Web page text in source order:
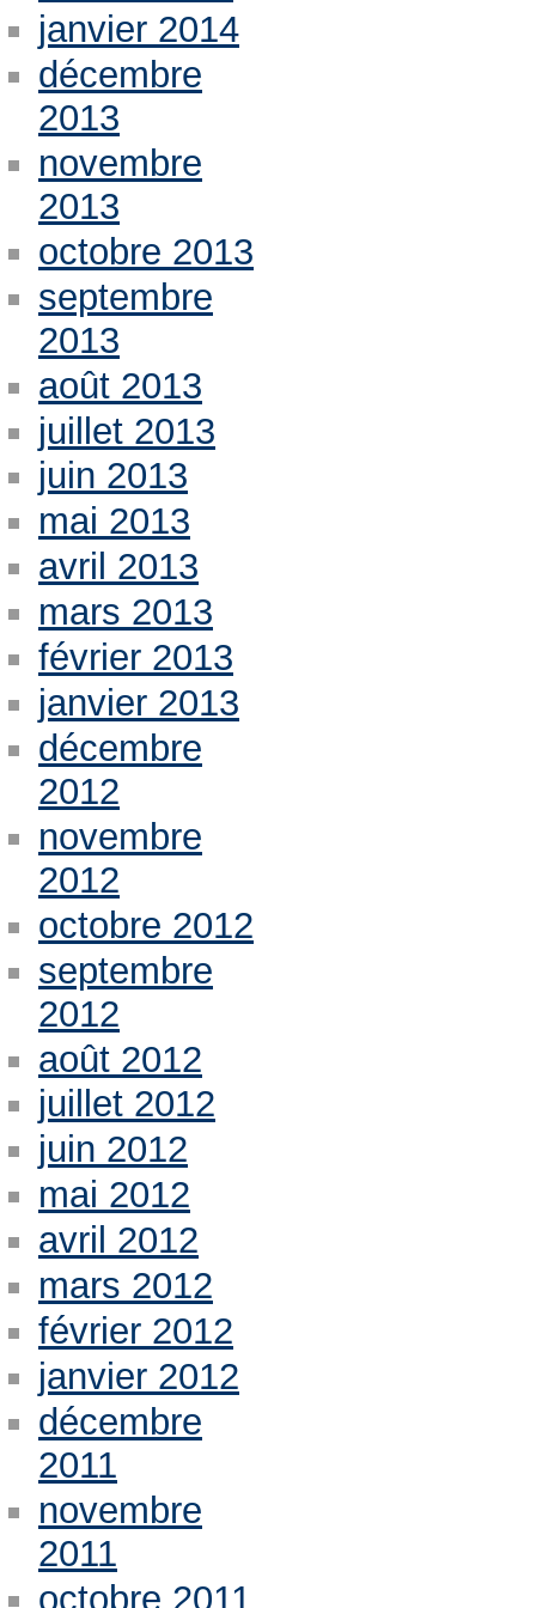
janvier 2014
décembre
2013
novembre
2013
octobre 2013
septembre
2013
août 2013
juillet 2013
juin 2013
mai 2013
avril 2013
mars 2013
février 2013
janvier 2013
décembre
2012
novembre
2012
octobre 2012
septembre
2012
août 2012
juillet 2012
juin 2012
mai 2012
avril 2012
mars 2012
février 2012
janvier 2012
décembre
2011
novembre
2011
octobre 2011